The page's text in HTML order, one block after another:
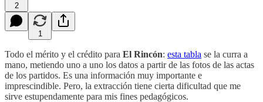
2
1
Todo el mérito y el crédito para El Rincón: esta tabla se la curra a
mano, metiendo uno a uno los datos a partir de las fotos de las actas
de los partidos. Es una información muy importante e
imprescindible. Pero, la extracción tiene cierta dificultad que me
sirve estupendamente para mis fines pedagógicos.